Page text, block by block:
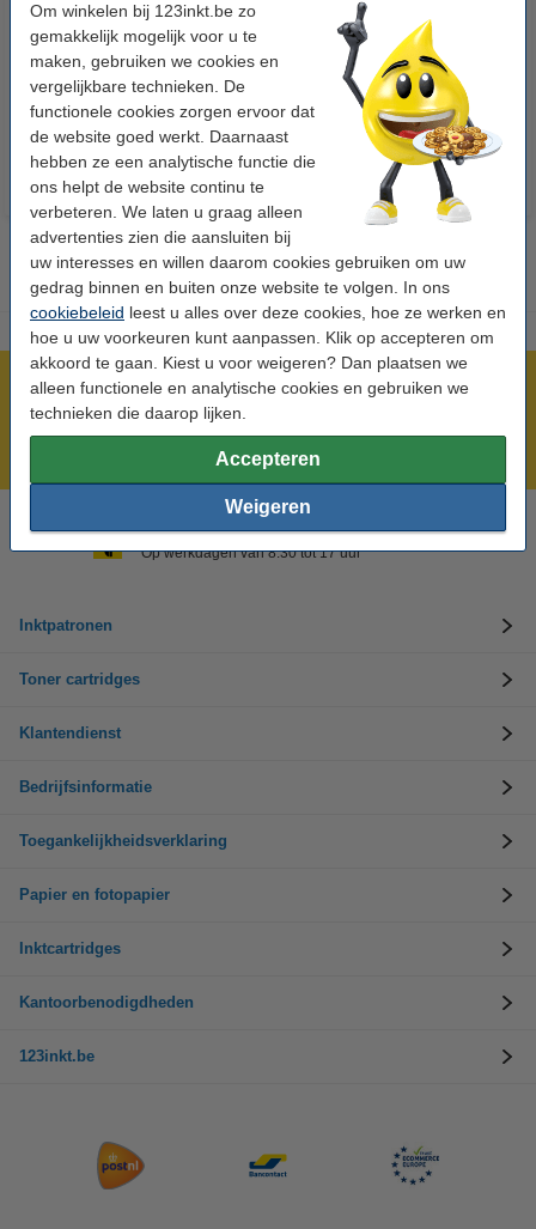
Om winkelen bij 123inkt.be zo
gemakkelijk mogelijk voor u te
maken, gebruiken we cookies en
vergelijkbare technieken. De
functionele cookies zorgen ervoor dat
de website goed werkt. Daarnaast
hebben ze een analytische functie die
ons helpt de website continu te
verbeteren. We laten u graag alleen
advertenties zien die aansluiten bij
uw interesses en willen daarom cookies gebruiken om uw
gedrag binnen en buiten onze website te volgen. In ons
cookiebeleid leest u alles over deze cookies, hoe ze werken en
hoe u uw voorkeuren kunt aanpassen. Klik op accepteren om
akkoord te gaan. Kiest u voor weigeren? Dan plaatsen we
alleen functionele en analytische cookies en gebruiken we
technieken die daarop lijken.
Accepteren
Weigeren
123accu Xtreme Power MN1500
Penlite AA batterij 24 stuks
€ 14,95
123inkt kopieerpapier 1 pak van
500 vellen A4 - 80 g/m²
€ 7,25 Incl. 21% btw
Meer dan 5 miljoen klanten!
Voor 22.00 uur besteld, morgen in huis!
Hulp nodig? Bel ons op +32 (0)9 39 64 123
Op werkdagen van 8.30 tot 17 uur
Inktpatronen
Toner cartridges
Klantendienst
Bedrijfsinformatie
Toegankelijkheidsverklaring
Papier en fotopapier
Inktcartridges
Kantoorbenodigdheden
123inkt.be